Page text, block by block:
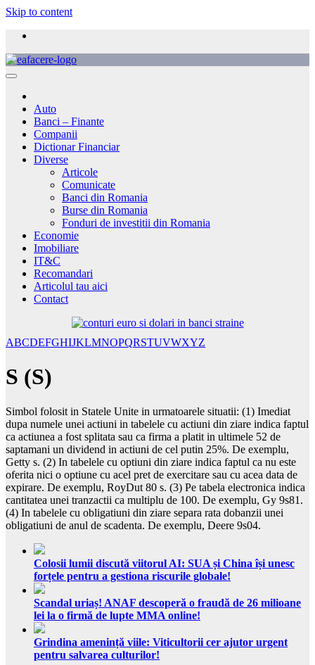
Skip to content
Auto
Banci – Finante
Companii
Dictionar Financiar
Diverse
Articole
Comunicate
Banci din Romania
Burse din Romania
Fonduri de investitii din Romania
Economie
Imobiliare
IT&C
Recomandari
Articolul tau aici
Contact
ABCDEFGHIJKLMNOPQRSTUVWXYZ
S (S)
Simbol folosit in Statele Unite in urmatoarele situatii: (1) Imediat
dupa numele unei actiuni in tabelele cu actiuni din ziare indica faptul
ca actiunea a fost splitata sau ca firma a platit in ultimele 52 de
saptamani un dividend in actiuni de cel putin 25%. De exemplu,
Getty s. (2) In tabelele cu optiuni din ziare indica faptul ca nu este
oferita nici o optiune cu acel pret de exercitare sau cu acea data de
expirare. De exemplu, RoyDut 80 s. (3) Pe tabela electronica indica
cantitatea unei tranzactii ca multiplu de 100. De exemplu, Gy 9s81.
(4) In tabelele cu obligatiuni din ziare separa rata dobanzii unei
obligatiuni de anul de scadenta. De exemplu, Deere 9s04.
Colosii lumii discută viitorul AI: SUA și China își unesc
forțele pentru a gestiona riscurile globale!
Scandal uriaș! ANAF descoperă o fraudă de 26 milioane
lei la o firmă de lupte MMA online!
Grindina amenință viile: Viticultorii cer ajutor urgent
pentru salvarea culturilor!